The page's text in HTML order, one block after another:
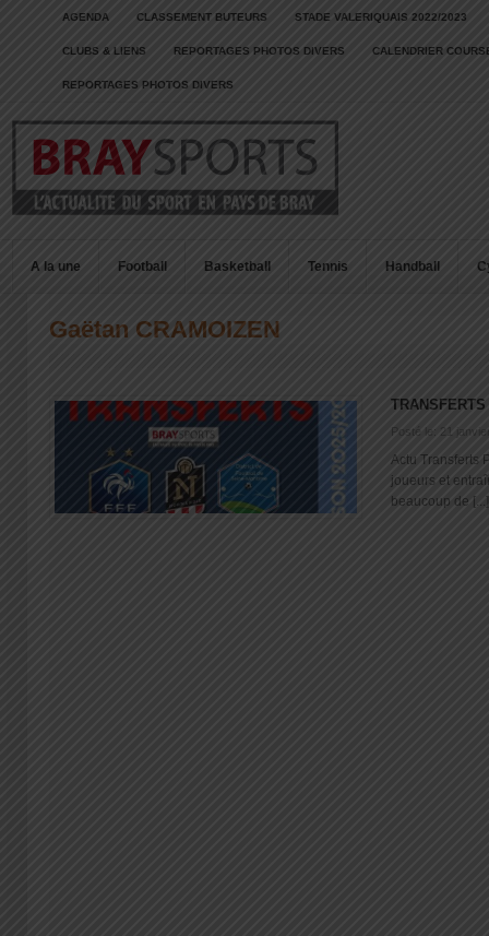
AGENDA CLASSEMENT BUTEURS STADE VALERIQUAIS 2022/2023
CLUBS & LIENS REPORTAGES PHOTOS DIVERS CALENDRIER
REPORTAGES PHOTOS DIVERS
A la une Football Basketball Tennis Handball
Gaëtan CRAMOIZEN
TRANSFERTS
Posté le: 21
Actu Transferts
joueurs et
beaucoup de [...]